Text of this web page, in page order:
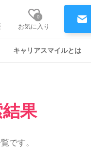
0
お気に入り
キャリアスマイルとは
果
です。